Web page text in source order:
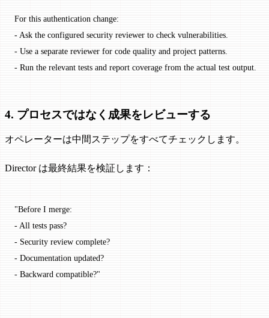
For this authentication change:
- Ask the configured security reviewer to check vulnerabilities.
- Use a separate reviewer for code quality and project patterns.
- Run the relevant tests and report coverage from the actual test output.
4. プロセスではなく成果をレビューする
オペレーターは中間ステップをすべてチェックします。
Director は最終結果を検証します：
"Before I merge:
- All tests pass?
- Security review complete?
- Documentation updated?
- Backward compatible?"